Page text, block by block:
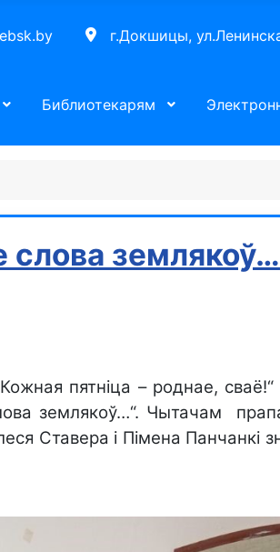
г.Докшицы,
Библиотекарям
слова землякоў…
пятніца – роднае, сваё!“
землякоў…“. Чытачам
Ставера і Пімена Панчанкі